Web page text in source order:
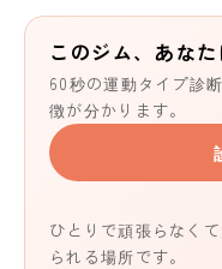
このジム、あな
60秒の運動タイプ診
徴が分かります。
ひとりで頑張らなく
られる場所です。